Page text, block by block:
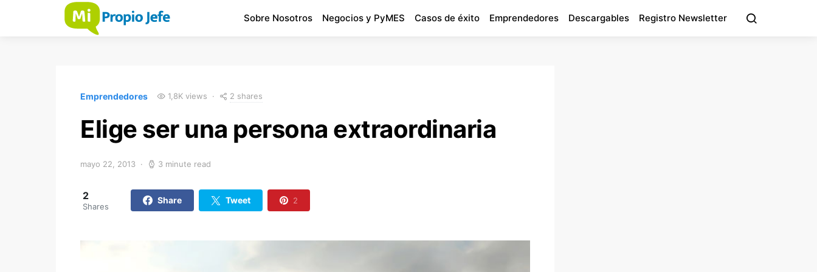
Sobre Nosotros Negocios y PyMES Casos de éxito Emprendedores Descargables Registro Newsletter
Emprendedores 1,8K views 2 shares
Elige ser una persona extraordinaria
mayo 22, 2013 3 minute read
2
Shares
Share Tweet 2